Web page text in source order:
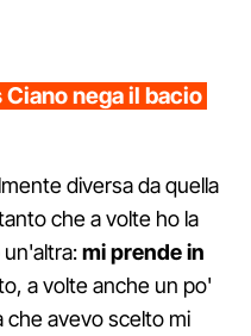
nega il bacio
diversa da quella
che a volte ho la
mi prende in
a volte anche un po'
che avevo scelto mi